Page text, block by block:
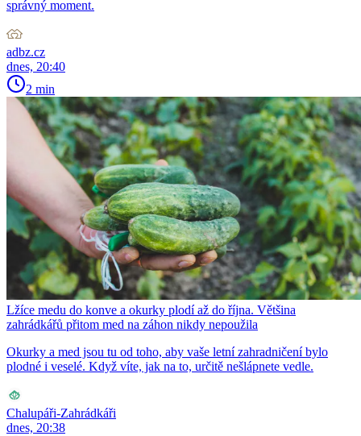
správný moment.
adbz.cz
dnes, 20:40
2 min
Lžíce medu do konve a okurky plodí až do října. Většina
zahrádkářů přitom med na záhon nikdy nepoužila
Okurky a med jsou tu od toho, aby vaše letní zahradničení bylo
plodné i veselé. Když víte, jak na to, určitě nešlápnete vedle.
Chalupáři-Zahrádkáři
dnes, 20:38